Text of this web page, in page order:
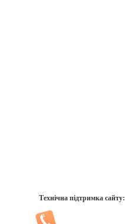
Технічна підтримка сайту: